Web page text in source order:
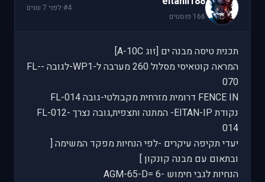
166 פוסטים
#4
·לפני 7 שנים
תכנית טיסה מבנה ים [זוג A-10C]
המראה קוטאיסי מסלול 260 מערבה ל-WP1-לגובה -FL-
070
FENCE IN דרומית מזרחית מקבולטי-גובה FL-014
נקודת EITAN-IP- המתנה ותצפית,גובה נצרך FL-012-
014
יעדי תקיפה עיקרים -לפי הנחיות מפקד המשימה [
ובתאום עם מבנה קונקון ]
הנחיות לגבי חימוש -AGM-65-D= 6